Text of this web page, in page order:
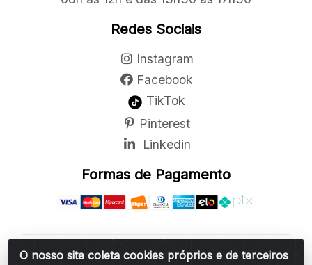
O nosso site coleta cookies próprios e de terceiros
Redes Sociais
Instagram
Facebook
TikTok
Pinterest
Linkedin
Formas de Pagamento
Belchior Cortinas e Acessórios LTDA - R: Rua